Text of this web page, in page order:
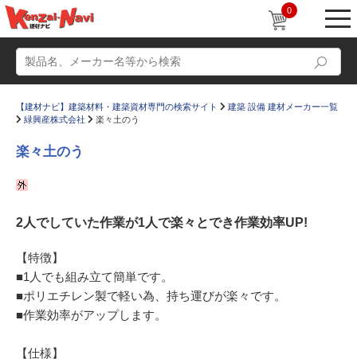
0
かたなび コラム
すまいリング
Q＆A
お気に入り
【建材ナビ】建築材料・建築資材専門の検索サイト
建築 設備 建材メーカー一覧
緑興産株式会社
楽々土のう
楽々土のう
2人でしていた作業が1人で楽々とでき作業効率UP!
【特徴】
■1人でも組み立て簡単です。
■ポリエチレン製で軽い為、持ち運びが楽々です。
■作業効率がアップします。
【仕様】